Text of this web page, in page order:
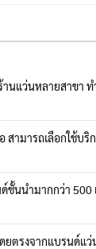
านแว่นหลายสาขา
ามารถเลือกใช้บริ
ชั้นนำมากกว่า
ยตรงจากแบรนด์แ